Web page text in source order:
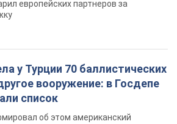
одним ухом": в городах
день подряд проходят
Федорова. Фото и видео
до сих пор